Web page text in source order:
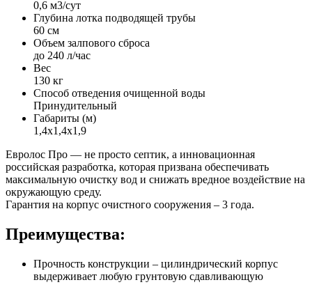
0,6 м3/сут
Глубина лотка подводящей трубы
60 см
Объем залпового сброса
до 240 л/час
Вес
130 кг
Способ отведения очищенной воды
Принудительный
Габариты (м)
1,4х1,4х1,9
Евролос Про — не просто септик, а инновационная
российская разработка, которая призвана обеспечивать
максимальную очистку вод и снижать вредное воздействие на
окружающую среду.
Гарантия на корпус очистного сооружения – 3 года.
Преимущества:
Прочность конструкции – цилиндрический корпус
выдерживает любую грунтовую сдавливающую